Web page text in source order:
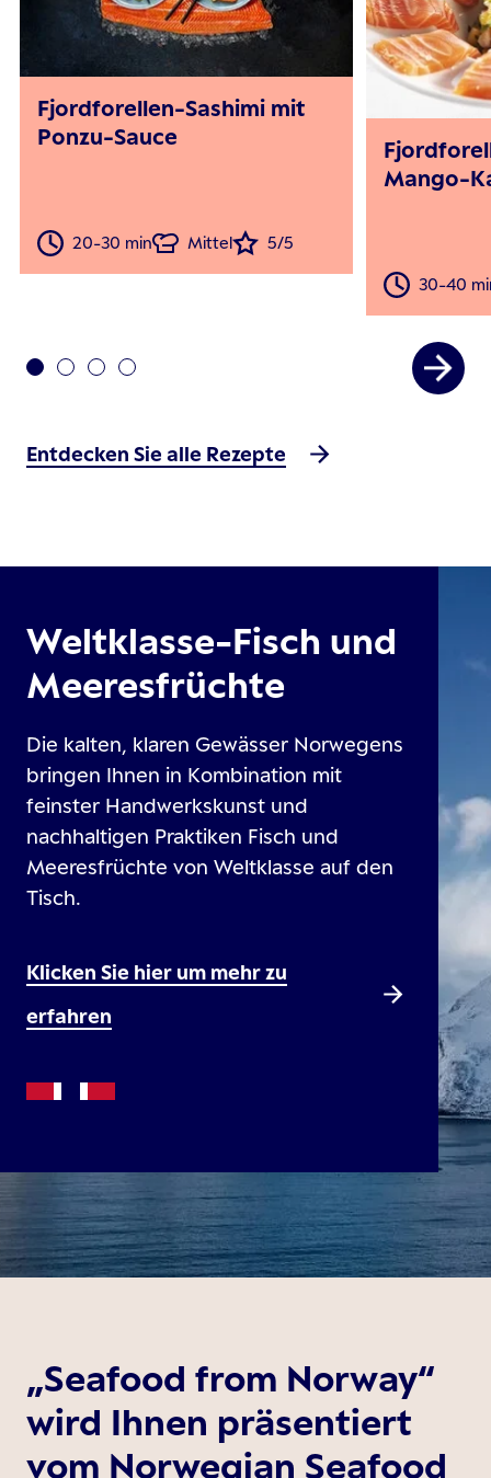
Fjordforellen-Sashimi mit
Ponzu-Sauce
20-30 min Mittel 5/5
Mango-
30-40
Entdecken Sie alle Rezepte
Weltklasse-Fisch und
Meeresfrüchte
Die kalten, klaren Gewässer Norwegens
bringen Ihnen in Kombination mit
feinster Handwerkskunst und
nachhaltigen Praktiken Fisch und
Meeresfrüchte von Weltklasse auf den
Tisch.
Klicken Sie hier um mehr zu
erfahren
„Seafood from Norway“
wird Ihnen präsentiert
vom Norwegian Seafood